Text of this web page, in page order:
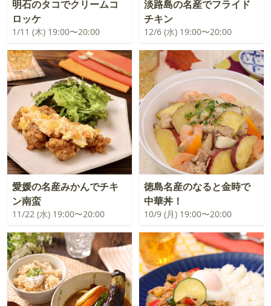
明石のタコでクリームコ
ロッケ
1/11 (木) 19:00〜20:00
淡路島の名産でフライド
チキン
12/6 (水) 19:00〜20:00
愛媛の名産みかんでチキ
ン南蛮
11/22 (水) 19:00〜20:00
徳島名産のなると金時で
中華丼！
10/9 (月) 19:00〜20:00